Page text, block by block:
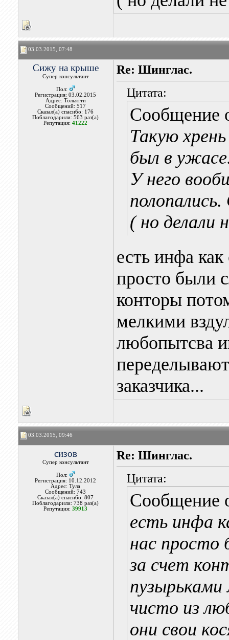
03.03.2015, 07:48
Сижу на крыше
Супер консультант
Пол:
Регистрация: 03.02.2015
Адрес: Тольятти
Сообщений: 517
Сказал(а) спасибо: 176
Поблагодарили: 563 раз(а)
Репутация:41222
Re: Шинглас.
Цитата:
Сообщение
Такую
был в
У него
( но делали
есть инфа как
просто были
конторы
мелкими
любопытсва
заказчика...
03.03.2015, 09:46
сизов
Супер консультант
Пол:
Регистрация: 10.12.2012
Адрес: Тула
Сообщений: 743
Сказал(а) спасибо: 807
Поблагодарили: 738 раз(а)
Репутация:39913
Re: Шинглас.
Цитата:
Сообщение
есть инфа
нас просто
за счет
пузырьками
чисто из
они свои